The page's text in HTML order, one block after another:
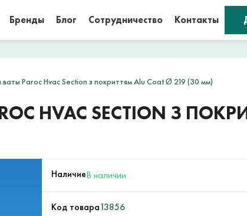
Бренды Блог Сотрудничество Контакты
Paroc Hvac Section з покриттям Alu Coat Ø 219 (30 мм)
HVAC SECTION З
НаличиеВ наличии
Код товара13856